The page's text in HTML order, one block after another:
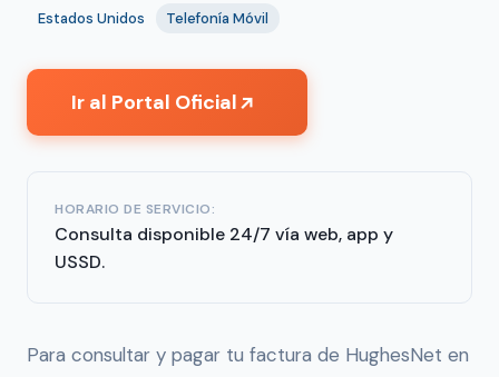
Estados Unidos Telefonía Móvil
Ir al Portal Oficial↗
HORARIO DE SERVICIO:
Consulta disponible 24/7 vía web, app y
USSD.
Para consultar y pagar tu factura de HughesNet en